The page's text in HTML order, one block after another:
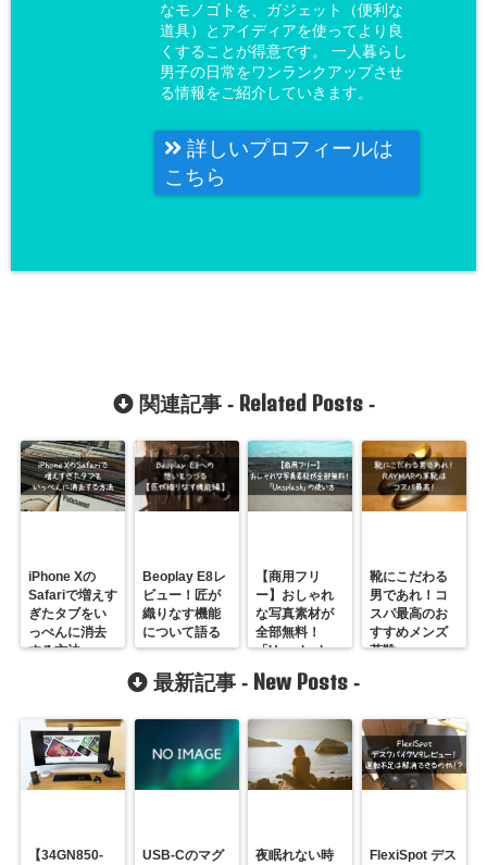
なモノゴトを、ガジェット（便利な
道具）とアイディアを使ってより良
くすることが得意です。 一人暮らし
男子の日常をワンランクアップさせ
る情報をご紹介していきます。
詳しいプロフィールは
こちら
関連記事 - Related Posts-
iPhone Xの
Safariで増えす
ぎたタブをい
っぺんに消去
する方法
Beoplay E8レ
ビュー！匠が
織りなす機能
について語る
【商用フリ
ー】おしゃれ
な写真素材が
全部無料！
「Unsplash」
の使い方
靴にこだわる
男であれ！コ
スパ最高のお
すすめメンズ
革靴
最新記事 - New Posts -
【34GN850-
USB-Cのマグ
夜眠れない時
FlexiSpot デス